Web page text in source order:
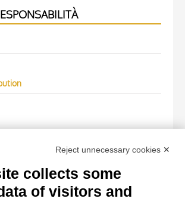
Reject unnecessary cookies ✕
collects some
of visitors and